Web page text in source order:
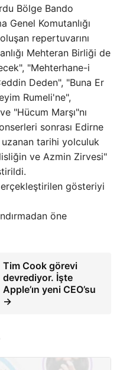
Bölge Bando
Genel Komutanlığı
repertuvarını
Mehteran Birliği de
"Mehterhane-i
Deden", "Buna Er
Rumeli'ne",
"Hücum Marşı"nı
sonrası Edirne
uzanan tarihi yolculuk
ve Azmin Zirvesi"
gösteriyi
öne
Tim Cook görevi
devrediyor. İşte
Apple’ın yeni CEO’su
→